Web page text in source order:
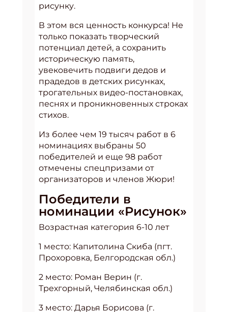
рисунку.
В этом вся ценность конкурса! Не
только показать творческий
потенциал детей, а сохранить
историческую память,
увековечить подвиги дедов и
прадедов в детских рисунках,
трогательных видео-постановках,
песнях и проникновенных строках
стихов.
Из более чем 19 тысяч работ в 6
номинациях выбраны 50
победителей и еще 98 работ
отмечены спецпризами от
организаторов и членов Жюри!
Победители в
номинации «Рисунок»
Возрастная категория 6-10 лет
1 место: Капитолина Скиба (пгт.
Прохоровка, Белгородская обл.)
2 место: Роман Верин (г.
Трехгорный, Челябинская обл.)
3 место: Дарья Борисова (г.